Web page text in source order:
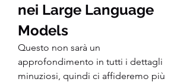
nei Large Language
Models
Questo non sarà un
approfondimento in tutti i dettagli
minuziosi, quindi ci affideremo più